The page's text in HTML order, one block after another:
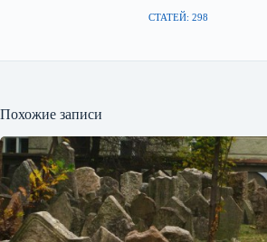
СТАТЕЙ: 298
Похожие записи